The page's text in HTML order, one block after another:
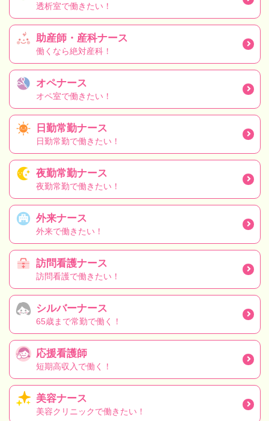
透析室で働きたい！
助産師・産科ナース
働くなら絶対産科！
オペナース
オペ室で働きたい！
日勤常勤ナース
日勤常勤で働きたい！
夜勤常勤ナース
夜勤常勤で働きたい！
外来ナース
外来で働きたい！
訪問看護ナース
訪問看護で働きたい！
シルバーナース
65歳まで常勤で働く！
応援看護師
短期高収入で働く！
美容ナース
美容クリニックで働きたい！